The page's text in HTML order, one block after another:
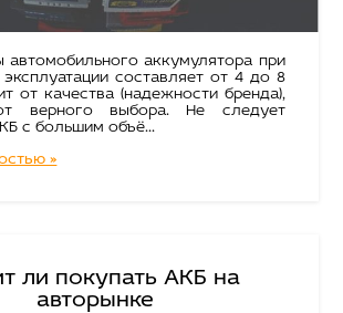
автомобильного аккумулятора при
составляет от 4 до 8
от качества (надежности бренда),
верного выбора. Не следует
с большим объё...
»
ли покупать АКБ на
авторынке